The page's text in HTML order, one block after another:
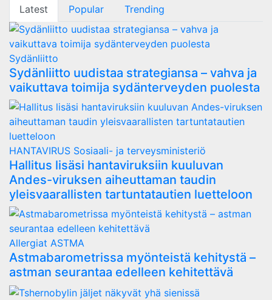
Latest
Popular Trending
Sydänliitto
Sydänliitto uudistaa strategiansa – vahva ja
vaikuttava toimija sydänterveyden puolesta
HANTAVIRUS Sosiaali- ja terveysministeriö
Hallitus lisäsi hantaviruksiin kuuluvan
Andes-viruksen aiheuttaman taudin
yleisvaarallisten tartuntatautien luetteloon
Allergiat ASTMA
Astmabarometrissa myönteistä kehitystä –
astman seurantaa edelleen kehitettävä